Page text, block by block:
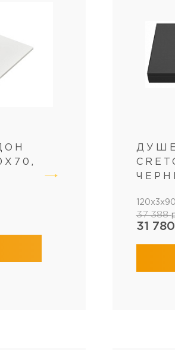
37 388
31 780